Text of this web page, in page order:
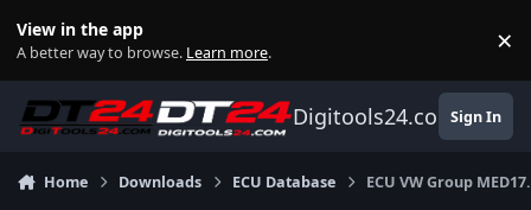
View in the app
A better way to browse. Learn more. ×
Digitools24.comSign In
Home Downloads ECU Database ECU VW Group